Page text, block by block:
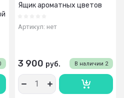
Ящик ароматных цветов
Артикул: нет
В наличии 2
3 900 руб.